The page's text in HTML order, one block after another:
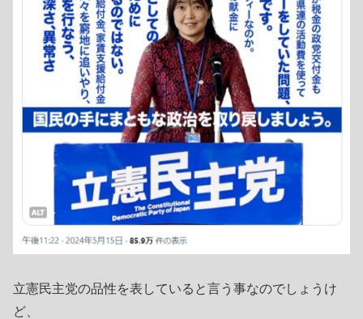
立憲民主党の品性を表していると言う事なのでしょうけ
ど、